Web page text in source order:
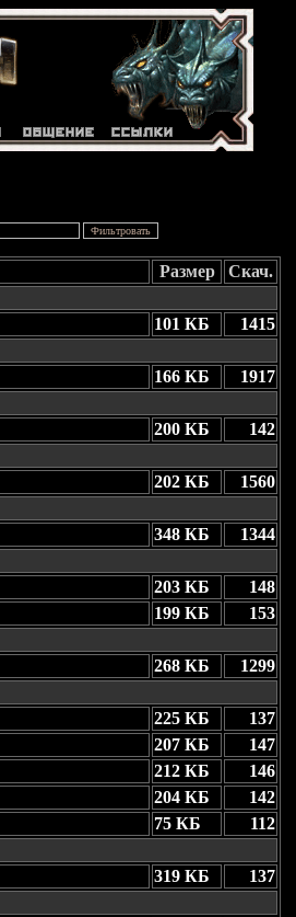
Размер
Скач.
101 КБ
1415
166 КБ
1917
200 КБ
142
202 КБ
1560
348 КБ
1344
203 КБ
148
199 КБ
153
268 КБ
1299
225 КБ
137
207 КБ
147
212 КБ
146
204 КБ
142
75 КБ
112
319 КБ
137